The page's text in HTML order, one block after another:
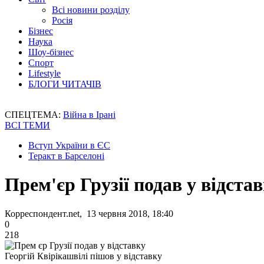
Всі новини розділу
Росія
Бізнес
Наука
Шоу-бізнес
Спорт
Lifestyle
БЛОГИ ЧИТАЧІВ
СПЕЦТЕМА: Війна в Ірані
ВСІ ТЕМИ
Вступ України в ЄС
Теракт в Барселоні
Прем'єр Грузії подав у
Корреспондент.net, 13 червня 2018, 18:40
0
218
Георгій Квірікашвілі пішов у відставку